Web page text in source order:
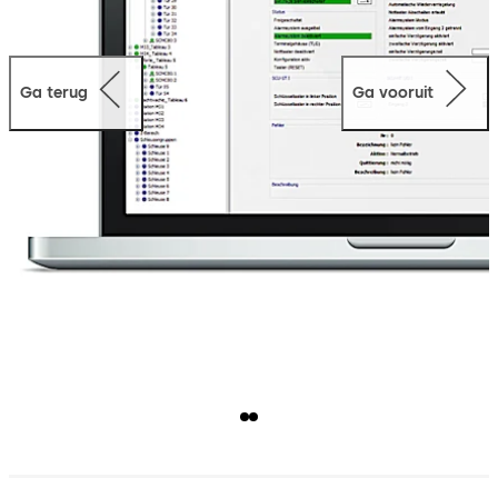
Ga terug Ga vooruit